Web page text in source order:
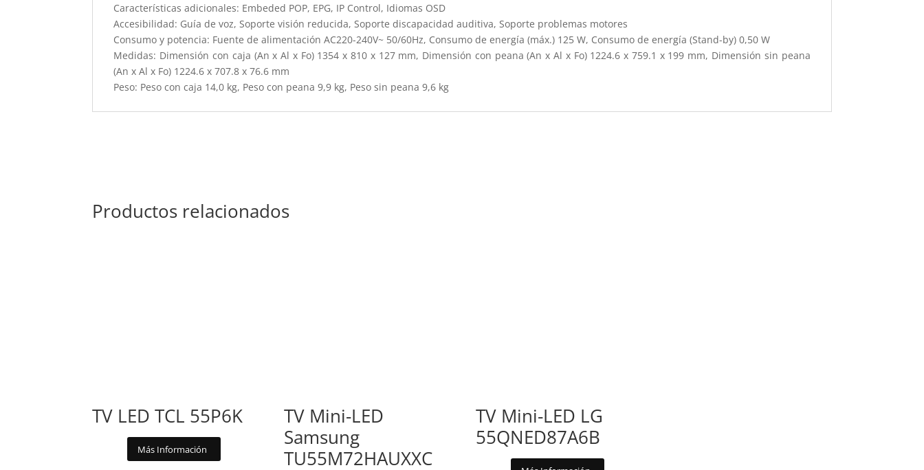
Características adicionales: Embeded POP, EPG, IP Control, Idiomas OSD
Accesibilidad: Guía de voz, Soporte visión reducida, Soporte discapacidad auditiva, Soporte problemas motores
Consumo y potencia: Fuente de alimentación AC220-240V~ 50/60Hz, Consumo de energía (máx.) 125 W, Consumo de energía (Stand-by) 0,50 W
Medidas: Dimensión con caja (An x Al x Fo) 1354 x 810 x 127 mm, Dimensión con peana (An x Al x Fo) 1224.6 x 759.1 x 199 mm, Dimensión sin peana
(An x Al x Fo) 1224.6 x 707.8 x 76.6 mm
Peso: Peso con caja 14,0 kg, Peso con peana 9,9 kg, Peso sin peana 9,6 kg
Productos relacionados
TV LED TCL 55P6K
Más Información
TV Mini-LED
Samsung
TU55M72HAUXXC
TV Mini-LED LG
55QNED87A6B